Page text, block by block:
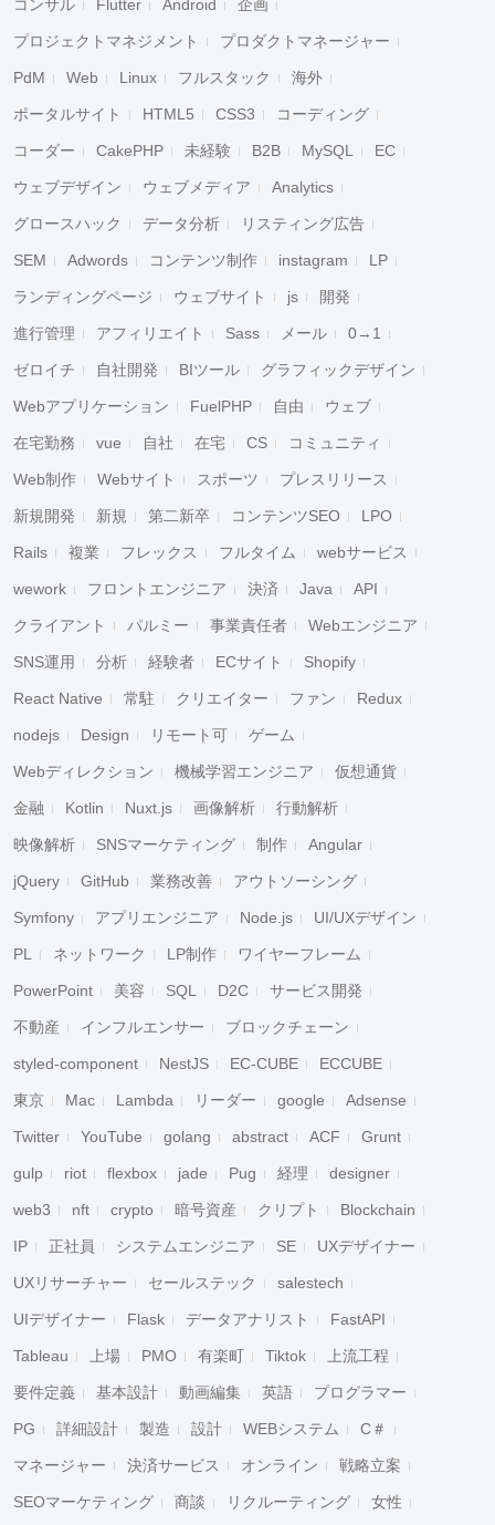
コンサル Flutter Android 企画
プロジェクトマネジメント プロダクトマネージャー
PdM Web Linux フルスタック 海外
ポータルサイト HTML5 CSS3 コーディング
コーダー CakePHP 未経験 B2B MySQL EC
ウェブデザイン ウェブメディア Analytics
グロースハック データ分析 リスティング広告
SEM Adwords コンテンツ制作 instagram LP
ランディングページ ウェブサイト js 開発
進行管理 アフィリエイト Sass メール 0→1
ゼロイチ 自社開発 BIツール グラフィックデザイン
Webアプリケーション FuelPHP 自由 ウェブ
在宅勤務 vue 自社 在宅 CS コミュニティ
Web制作 Webサイト スポーツ プレスリリース
新規開発 新規 第二新卒 コンテンツSEO LPO
Rails 複業 フレックス フルタイム webサービス
wework フロントエンジニア 決済 Java API
クライアント パルミー 事業責任者 Webエンジニア
SNS運用 分析 経験者 ECサイト Shopify
React Native 常駐 クリエイター ファン Redux
nodejs Design リモート可 ゲーム
Webディレクション 機械学習エンジニア 仮想通貨
金融 Kotlin Nuxt.js 画像解析 行動解析
映像解析 SNSマーケティング 制作 Angular
jQuery GitHub 業務改善 アウトソーシング
Symfony アプリエンジニア Node.js UI/UXデザイン
PL ネットワーク LP制作 ワイヤーフレーム
PowerPoint 美容 SQL D2C サービス開発
不動産 インフルエンサー ブロックチェーン
styled-component NestJS EC-CUBE ECCUBE
東京 Mac Lambda リーダー google Adsense
Twitter YouTube golang abstract ACF Grunt
gulp riot flexbox jade Pug 経理 designer
web3 nft crypto 暗号資産 クリプト Blockchain
IP 正社員 システムエンジニア SE UXデザイナー
UXリサーチャー セールステック salestech
UIデザイナー Flask データアナリスト FastAPI
Tableau 上場 PMO 有楽町 Tiktok 上流工程
要件定義 基本設計 動画編集 英語 プログラマー
PG 詳細設計 製造 設計 WEBシステム C＃
マネージャー 決済サービス オンライン 戦略立案
SEOマーケティング 商談 リクルーティング 女性